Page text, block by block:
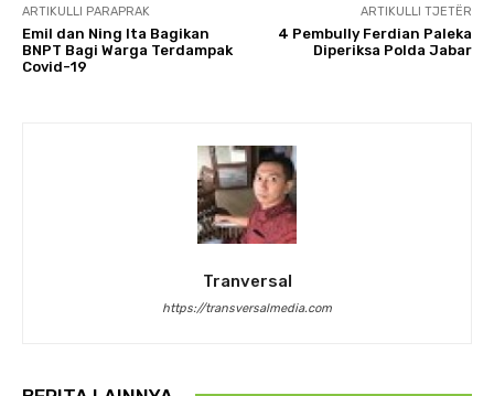
ARTIKULLI PARAPRAK
Emil dan Ning Ita Bagikan
BNPT Bagi Warga Terdampak
Covid-19
ARTIKULLI TJETËR
4 Pembully Ferdian Paleka
Diperiksa Polda Jabar
Tranversal
https://transversalmedia.com